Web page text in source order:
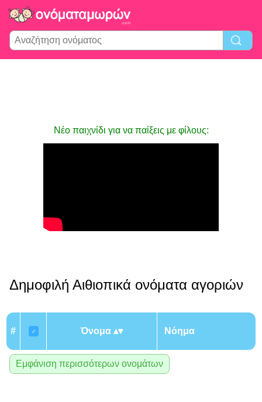
Νέο παιχνίδι για να παίξεις με φίλους:
Δημοφιλή Αιθιοπικά ονόματα αγοριών
# ♂ Όνομα Νόημα
Εμφάνιση περισσότερων ονομάτων